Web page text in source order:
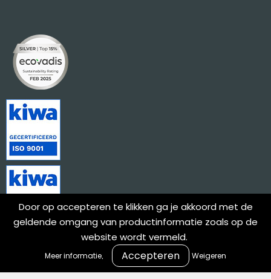
Door op accepteren te klikken ga je akkoord met de
geldende omgang van productinformatie zoals op de
website wordt vermeld.
Meer informatie. Weigeren